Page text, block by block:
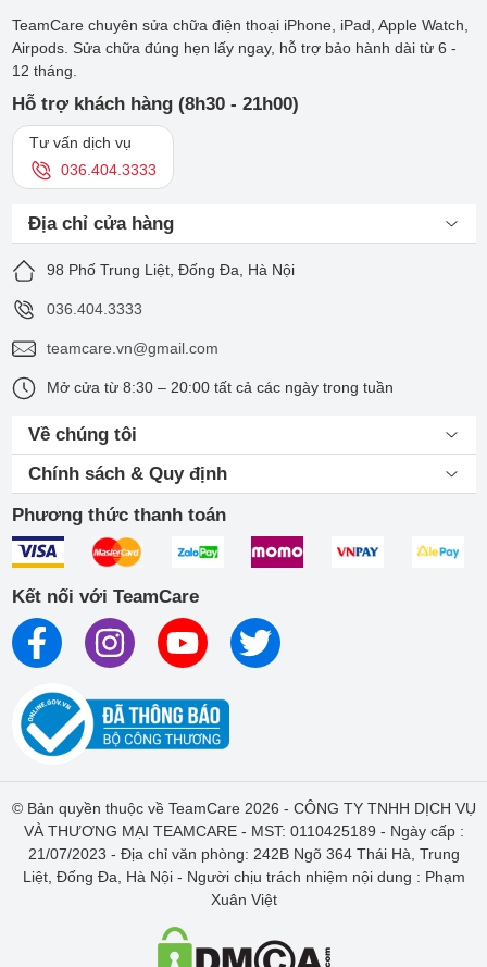
TeamCare chuyên sửa chữa điện thoại iPhone, iPad, Apple Watch,
Airpods. Sửa chữa đúng hẹn lấy ngay, hỗ trợ bảo hành dài từ 6 -
12 tháng.
Hỗ trợ khách hàng (8h30 - 21h00)
Tư vấn dịch vụ
036.404.3333
Địa chỉ cửa hàng
98 Phố Trung Liệt, Đống Đa, Hà Nội
036.404.3333
teamcare.vn@gmail.com
Mở cửa từ 8:30 – 20:00 tất cả các ngày trong tuần
Về chúng tôi
Chính sách & Quy định
Phương thức thanh toán
Kết nối với TeamCare
© Bản quyền thuộc về TeamCare 2026 - CÔNG TY TNHH DỊCH VỤ
VÀ THƯƠNG MẠI TEAMCARE - MST: 0110425189 - Ngày cấp :
21/07/2023 - Địa chỉ văn phòng: 242B Ngõ 364 Thái Hà, Trung
Liệt, Đống Đa, Hà Nội - Người chịu trách nhiệm nội dung : Phạm
Xuân Việt